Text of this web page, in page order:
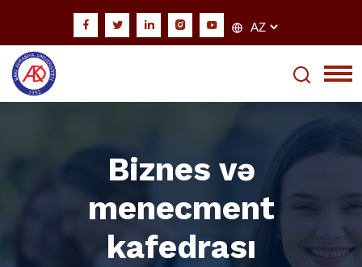
Biznes və
menecment
kafedrası